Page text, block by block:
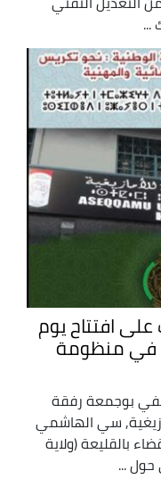
افتتاح يوم
في منظومة
بوجمعة رفقة
سي الهاشمي
بالقليعة (ولاية
...